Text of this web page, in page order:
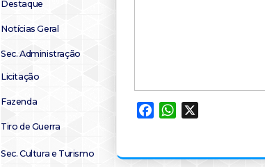
Destaque
Notícias Geral
Sec. Administração
Licitação
Fazenda
Tiro de Guerra
Sec. Cultura e Turismo
FacebookWhatsApp